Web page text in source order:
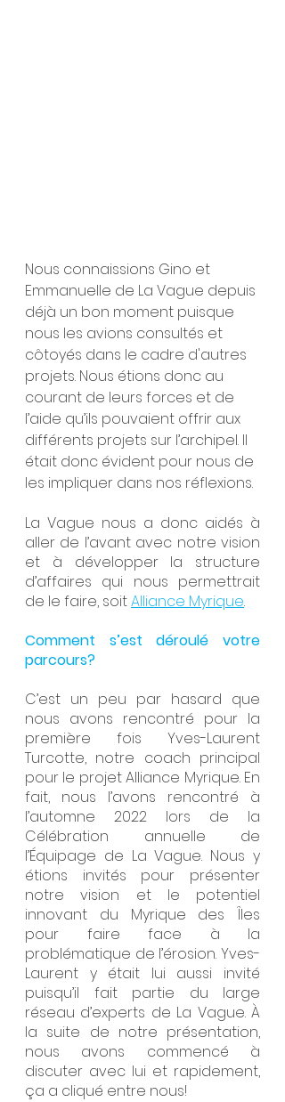
Nous connaissions Gino et
Emmanuelle de La Vague depuis
déjà un bon moment puisque
nous les avions consultés et
côtoyés dans le cadre d'autres
projets. Nous étions donc au
courant de leurs forces et de
l’aide qu’ils pouvaient offrir aux
différents projets sur l’archipel. Il
était donc évident pour nous de
les impliquer dans nos réflexions.
La Vague nous a donc aidés à
aller de l’avant avec notre vision
et à développer la structure
d’affaires qui nous permettrait
de le faire, soit Alliance Myrique.
Comment s’est déroulé votre
parcours?
C’est un peu par hasard que
nous avons rencontré pour la
première fois Yves-Laurent
Turcotte, notre coach principal
pour le projet Alliance Myrique. En
fait, nous l’avons rencontré à
l’automne 2022 lors de la
Célébration annuelle de
l’Équipage de La Vague. Nous y
étions invités pour présenter
notre vision et le potentiel
innovant du Myrique des Îles
pour faire face à la
problématique de l’érosion. Yves-
Laurent y était lui aussi invité
puisqu’il fait partie du large
réseau d’experts de La Vague. À
la suite de notre présentation,
nous avons commencé à
discuter avec lui et rapidement,
ça a cliqué entre nous!